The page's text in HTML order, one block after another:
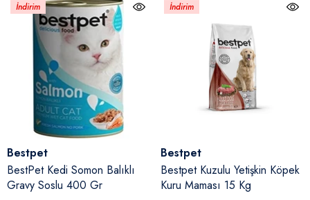
İndirim
Satıcı:
Bestpet
BestPet Kedi Somon Balıklı
Gravy Soslu 400 Gr
İndirim
Satıcı:
Bestpet
Bestpet Kuzulu Yetişkin Köpek
Kuru Maması 15 Kg